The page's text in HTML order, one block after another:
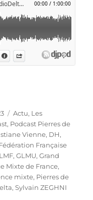
Catégories
Actu, Les
, Podcast Pierres de
Vienne, DH,
Française
,GLMU,Grand
Mixte de France,
mixte, Pierres de
,Sylvain ZEGHNI